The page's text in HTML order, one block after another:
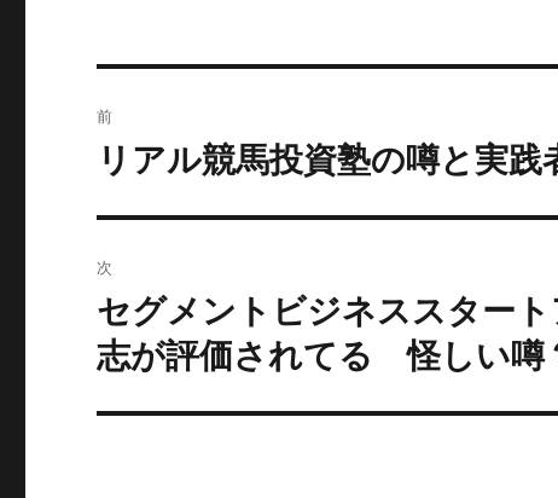
稿
ゲ
ー
前
過
去
の
投
リアル競馬投資塾の噂と実践
次
次
の
投
稿:
セグメントビジネススター
志が評価されてる 怪しい噂